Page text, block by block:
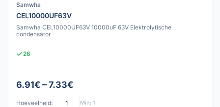
Samwha
CEL10000UF63V
Samwha CEL10000UF63V 10000uF 63V Elektrolytische
condensator
26
6.91€ – 7.33€
Hoeveelheid: Min: 1